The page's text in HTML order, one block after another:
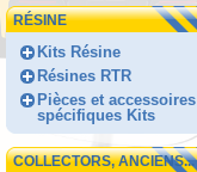
RÉSINE
Kits Résine
Résines RTR
Pièces et accessoires
spécifiques Kits
COLLECTORS, ANCIENS...